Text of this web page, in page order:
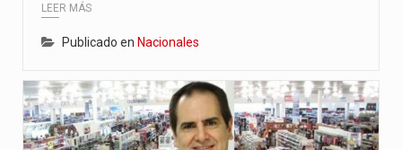
LEER MÁS
Publicado en Nacionales